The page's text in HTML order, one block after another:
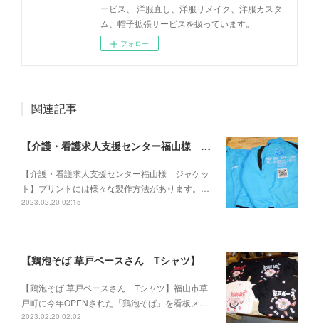
ービス、 洋服直し、洋服リメイク、洋服カスタ
ム、帽子拡張サービスを扱っています。
フォロー
関連記事
【介護・看護求人支援センター福山様 ジャケット】
【介護・看護求人支援センター福山様 ジャケッ
ト】プリントには様々な製作方法があります。…
2023.02.20 02:15
【鶏泡そば 草戸ベースさん Tシャツ】
【鶏泡そば 草戸ベースさん Tシャツ】福山市草
戸町に今年OPENされた「鶏泡そば」を看板メ…
2023.02.20 02:02